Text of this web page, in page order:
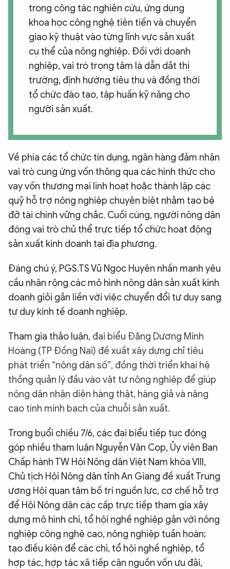
trong công tác nghiên cứu, ứng dụng
khoa học công nghệ tiên tiến và chuyển
giao kỹ thuật vào từng lĩnh vực sản xuất
cụ thể của nông nghiệp. Đối với doanh
nghiệp, vai trò trọng tâm là dẫn dắt thị
trường, định hướng tiêu thụ và đồng thời
tổ chức đào tạo, tập huấn kỹ năng cho
người sản xuất.
Về phía các tổ chức tín dụng, ngân hàng đảm nhận
vai trò cung ứng vốn thông qua các hình thức cho
vay vốn thương mại linh hoạt hoặc thành lập các
quỹ hỗ trợ nông nghiệp chuyên biệt nhằm tạo bệ
đỡ tài chính vững chắc. Cuối cùng, người nông dân
đóng vai trò chủ thể trực tiếp tổ chức hoạt động
sản xuất kinh doanh tại địa phương.
Đáng chú ý, PGS.TS Vũ Ngọc Huyên nhấn mạnh yêu
cầu nhân rộng các mô hình nông dân sản xuất kinh
doanh giỏi gắn liền với việc chuyển đổi tư duy sang
tư duy kinh tế doanh nghiệp.
Tham gia thảo luận, đại biểu Đặng Dương Minh
Hoàng (TP Đồng Nai) đề xuất xây dựng chỉ tiêu
phát triển “nông dân số”, đồng thời triển khai hệ
thống quản lý đầu vào vật tư nông nghiệp để giúp
nông dân nhận diện hàng thật, hàng giả và nâng
cao tính minh bạch của chuỗi sản xuất.
Trong buổi chiều 7/6, các đại biểu tiếp tục đóng
góp nhiều tham luận Nguyễn Văn Cọp, Ủy viên Ban
Chấp hành TW Hội Nông dân Việt Nam khóa VIII,
Chủ tịch Hội Nông dân tỉnh An Giang đề xuất Trung
ương Hội quan tâm bố trí nguồn lực, cơ chế hỗ trợ
để Hội Nông dân các cấp trực tiếp tham gia xây
dựng mô hình chi, tổ hội nghề nghiệp gắn với nông
nghiệp công nghệ cao, nông nghiệp tuần hoàn;
tạo điều kiện để các chi, tổ hội nghề nghiệp, tổ
hợp tác, hợp tác xã tiếp cận nguồn vốn ưu đãi,